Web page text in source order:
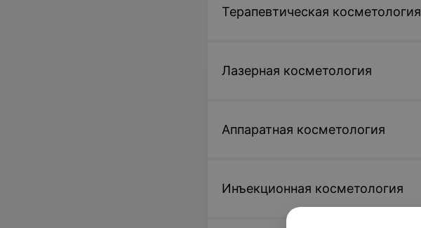
Терапевтическая косметология
Лазерная косметология
Аппаратная косметология
Инъекционная косметология